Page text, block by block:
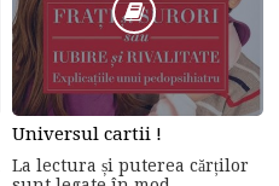
Universul cartii !
La lectura și puterea cărților